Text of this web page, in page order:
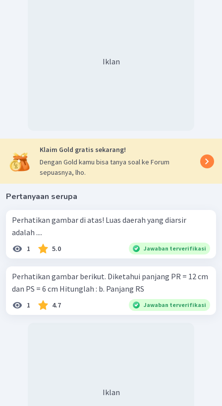
Iklan
Klaim Gold gratis sekarang!
Dengan Gold kamu bisa tanya soal ke Forum
sepuasnya, lho.
Pertanyaan serupa
Perhatikan gambar di atas! Luas daerah yang diarsir
adalah ....
1 5.0 Jawaban terverifikasi
Perhatikan gambar berikut. Diketahui panjang PR = 12 cm
dan PS = 6 cm Hitunglah : b. Panjang RS
1 4.7 Jawaban terverifikasi
Iklan